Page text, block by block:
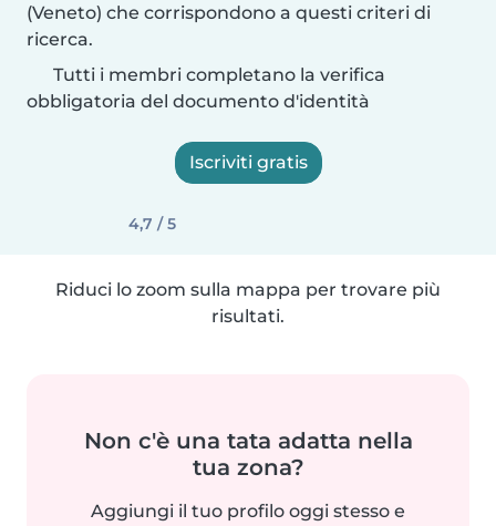
(Veneto) che corrispondono a questi criteri di
ricerca.
Tutti i membri completano la verifica
obbligatoria del documento d'identità
Iscriviti gratis
4,7 / 5
Riduci lo zoom sulla mappa per trovare più
risultati.
Non c'è una tata adatta nella
tua zona?
Aggiungi il tuo profilo oggi stesso e